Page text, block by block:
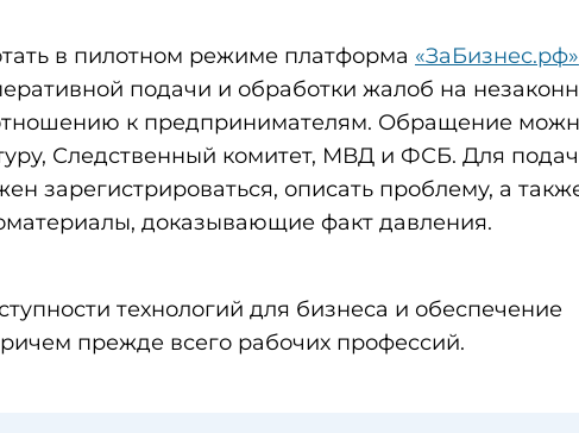
в пилотном режиме платформа «ЗаБизнес.рф»
подачи и обработки жалоб на
к предпринимателям. Обращение
Следственный комитет, МВД и ФСБ. Для
зарегистрироваться, описать проблему, а
доказывающие факт давления.
технологий для бизнеса и обеспечение
прежде всего рабочих профессий.